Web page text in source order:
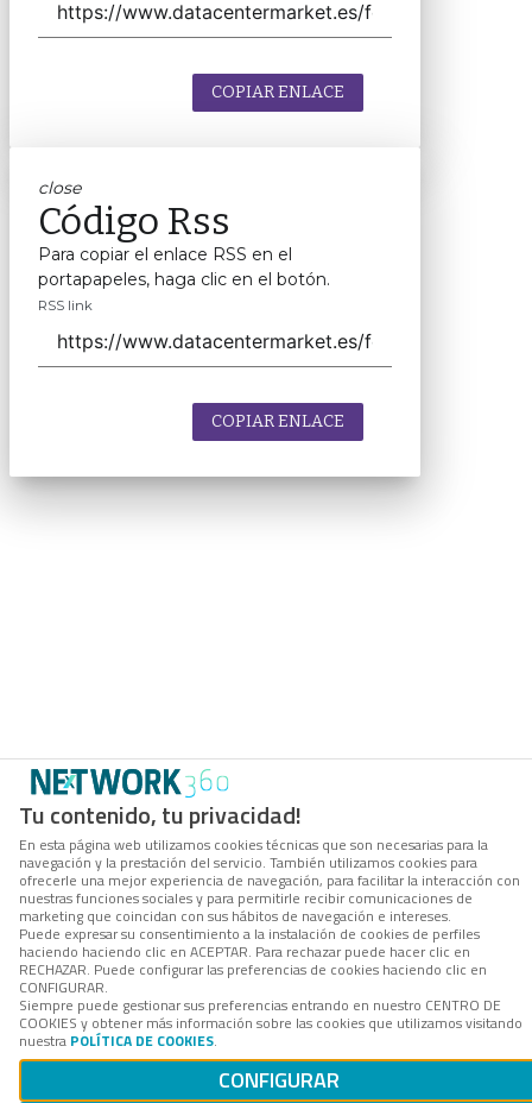
Tu contenido, tu privacidad!
En esta página web utilizamos cookies técnicas que son necesarias para la
navegación y la prestación del servicio. También utilizamos cookies para
ofrecerle una mejor experiencia de navegación, para facilitar la interacción con
nuestras funciones sociales y para permitirle recibir comunicaciones de
marketing que coincidan con sus hábitos de navegación e intereses.
Puede expresar su consentimiento a la instalación de cookies de perfiles
haciendo haciendo clic en ACEPTAR. Para rechazar puede hacer clic en
RECHAZAR. Puede configurar las preferencias de cookies haciendo clic en
CONFIGURAR.
Siempre puede gestionar sus preferencias entrando en nuestro CENTRO DE
COOKIES y obtener más información sobre las cookies que utilizamos visitando
nuestra POLÍTICA DE COOKIES.
CONFIGURAR
COPIAR ENLACE
close
Código Rss
Para copiar el enlace RSS en el
portapapeles, haga clic en el botón.
RSS link
COPIAR ENLACE